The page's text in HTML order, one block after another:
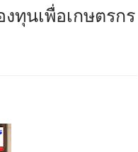
ทุนเพื่อเกษตรกร